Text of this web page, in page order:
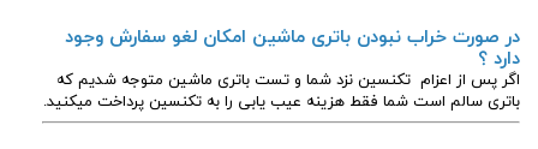
در صورت خراب نبودن باتری ماشین امکان لغو سفارش وجود
دارد ؟
اگر پس از اعزام تکنسین نزد شما و تست باتری ماشین متوجه شدیم که
باتری سالم است شما فقط هزینه عیب یابی را به تکنسین پرداخت میکنید.